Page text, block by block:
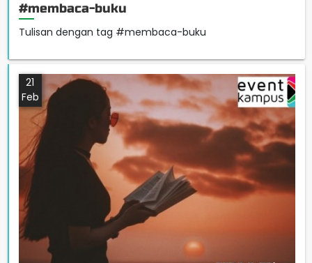
#membaca-buku
Tulisan dengan tag #membaca-buku
21
Feb